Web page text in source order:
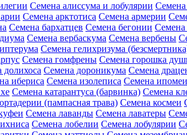
Семена алиссума и лобулярии Семена
Семена арктотиса Семена армерии
Семена бархатцев Семена бегонии Семена
Семена вербаскума Семена вербены
Семена гелихризума
Семена гомфрены Семена горошка
долихоса Семена дороникума Семена
ибериса Семена изолеписа Семена ипомеи
Семена катарантуса (барвинка) Семена
(пампасная трава) Семена космеи
Семена лаванды Семена лаватеры
Семена лобелии Семена лобулярии